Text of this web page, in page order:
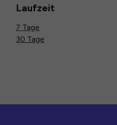
Laufzeit
7 Tage
30 Tage